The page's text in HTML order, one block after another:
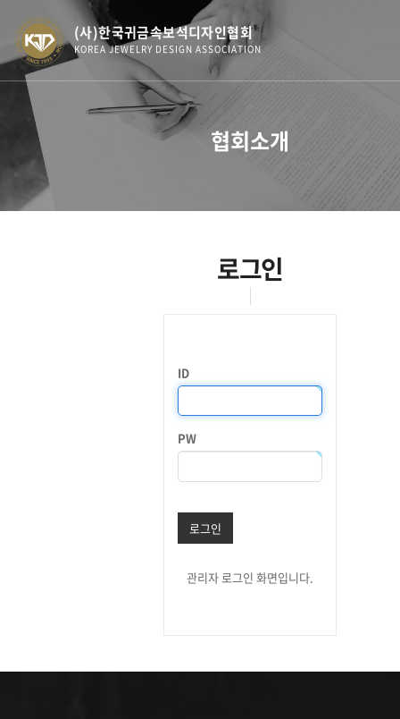
(사)한국귀금속보석디자인협회
KOREA JEWELRY DESIGN ASSOCIATION
협회소개
로그인
ID
PW
로그인
관리자 로그인 화면입니다.